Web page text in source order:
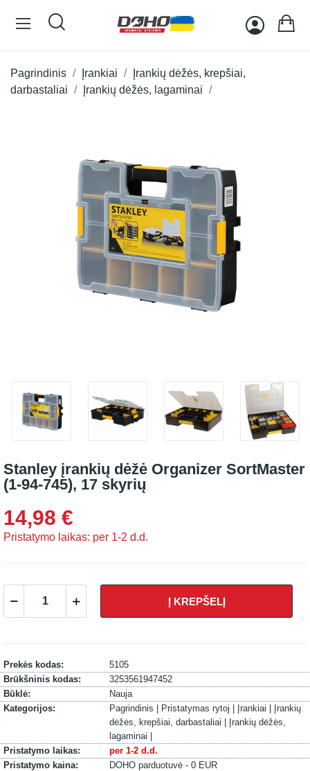
Pagrindinis Įrankiai
Įrankių dėžės, krepšiai,
darbastaliai
Įrankių dėžės, lagaminai
Stanley įrankių dėžė Organizer SortMaster
(1-94-745), 17 skyrių
14,98 €
Pristatymo laikas: per 1-2 d.d.
Į KREPŠELĮ
Prekės kodas:
5105
Brūkšninis kodas:
3253561947452
Būklė:
Nauja
Kategorijos:
Pagrindinis | Pristatymas rytoj | Įrankiai |
Įrankių
dėžės, krepšiai, darbastaliai |
Įrankių dėžės,
lagaminai |
Pristatymo laikas:
per 1-2 d.d.
Pristatymo kaina:
DOHO parduotuvė - 0 EUR